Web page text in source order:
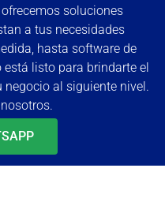
soluciones
a tus necesidades
hasta software de
listo para brindarte el
al siguiente nivel.